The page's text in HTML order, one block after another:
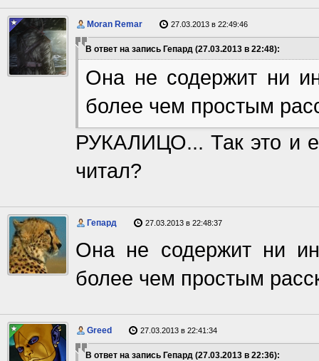
Moran Remar 27.03.2013 в 22:49:46
В ответ на запись Гепард (27.03.2013 в 22:48):
Она не содержит ни
более чем простым
РУКАЛИЦО... Так это и
читал?
Гепард 27.03.2013 в 22:48:37
Она не содержит ни
более чем простым
Greed 27.03.2013 в 22:41:34
В ответ на запись Гепард (27.03.2013 в 22:36):